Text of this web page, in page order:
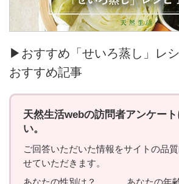
▶おすすめ「せいろ蒸し」レ
おすすめ記事